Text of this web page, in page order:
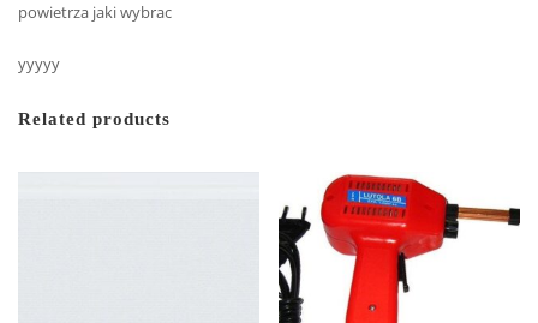
powietrza jaki wybrac
yyyyy
Related products